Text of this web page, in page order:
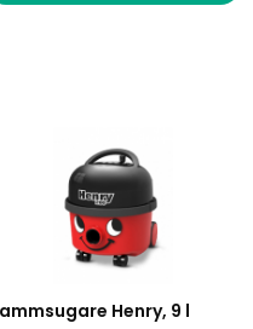
Henry, 9 l